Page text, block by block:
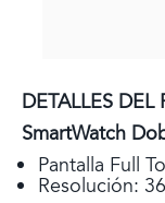
DETALLES DEL
SmartWatch
Pantalla Full
Resolución: